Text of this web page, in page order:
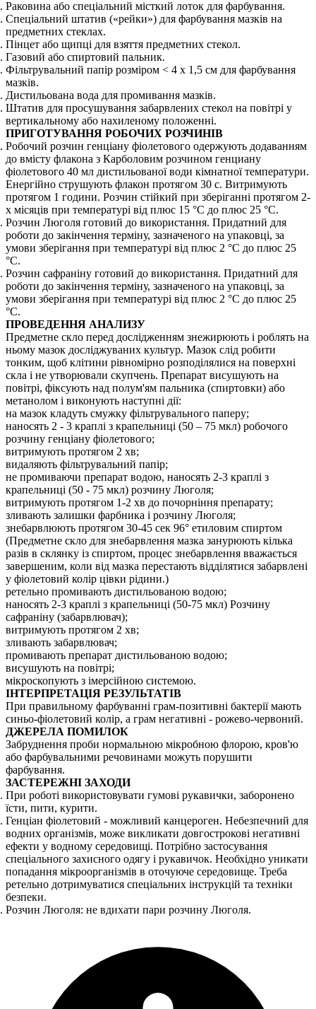
Раковина або спеціальний місткий лоток для фарбування.
Спеціальний штатив («рейки») для фарбування мазків на
предметних стеклах.
Пінцет або щипці для взяття предметних стекол.
Газовий або спиртовий пальник.
Фільтрувальний папір розміром < 4 х 1,5 см для фарбування
мазків.
Дистильована вода для промивання мазків.
Штатив для просушування забарвлених стекол на повітрі у
вертикальному або нахиленому положенні.
ПРИГОТУВАННЯ РОБОЧИХ РОЗЧИНІВ
Робочий розчин генціану фіолетового одержують додаванням
до вмісту флакона з Карболовим розчином генциану
фіолетового 40 мл дистильованої води кімнатної температури.
Енергійно струшують флакон протягом 30 с. Витримують
протягом 1 години. Розчин стійкий при зберіганні протягом 2-
х місяців при температурі від плюс 15 °С до плюс 25 °С.
Розчин Люголя готовий до використання. Придатний для
роботи до закінчення терміну, зазначеного на упаковці, за
умови зберігання при температурі від плюс 2 °С до плюс 25
°С.
Розчин сафраніну готовий до використання. Придатний для
роботи до закінчення терміну, зазначеного на упаковці, за
умови зберігання при температурі від плюс 2 °С до плюс 25
°С.
ПРОВЕДЕННЯ АНАЛИЗУ
Предметне скло перед дослідженням знежирюють і роблять на
ньому мазок досліджуваних культур. Мазок слід робити
тонким, щоб клітини рівномірно розподілялися на поверхні
скла і не утворювали скупчень. Препарат висушують на
повітрі, фіксують над полум'ям пальника (спиртовки) або
метанолом і виконують наступні дії:
на мазок кладуть смужку фільтрувального паперу;
наносять 2 - 3 краплі з крапельниці (50 – 75 мкл) робочого
розчину генціану фіолетового;
витримують протягом 2 хв;
видаляють фільтрувальний папір;
не промиваючи препарат водою, наносять 2-3 краплі з
крапельниці (50 - 75 мкл) розчину Люголя;
витримують протягом 1-2 хв до почорніння препарату;
зливають залишки фарбника і розчину Люголя;
знебарвлюють протягом 30-45 сек 96° етиловим спиртом
(Предметне скло для знебарвлення мазка занурюють кілька
разів в склянку із спиртом, процес знебарвлення вважається
завершеним, коли від мазка перестають відділятися забарвлені
у фіолетовий колір цівки рідини.)
ретельно промивають дистильованою водою;
наносять 2-3 краплі з крапельниці (50-75 мкл) Розчину
сафраніну (забарвлювач);
витримують протягом 2 хв;
зливають забарвлювач;
промивають препарат дистильованою водою;
висушують на повітрі;
мікроскопують з імерсійною системою.
ІНТЕРПРЕТАЦІЯ РЕЗУЛЬТАТІВ
При правильному фарбуванні грам-позитивні бактерії мають
синьо-фіолетовий колір, а грам негативні - рожево-червоний.
ДЖЕРЕЛА ПОМИЛОК
Забруднення проби нормальною мікробною флорою, кров'ю
або фарбувальними речовинами можуть порушити
фарбування.
ЗАСТЕРЕЖНІ ЗАХОДИ
При роботі використовувати гумові рукавички, заборонено
їсти, пити, курити.
Генціан фіолетовий - можливий канцероген. Небезпечний для
водних організмів, може викликати довгострокові негативні
ефекти у водному середовищі. Потрібно застосування
спеціального захисного одягу і рукавичок. Необхідно уникати
попадання мікроорганізмів в оточуюче середовище. Треба
ретельно дотримуватися спеціальних інструкцій та техніки
безпеки.
Розчин Люголя: не вдихати пари розчину Люголя.